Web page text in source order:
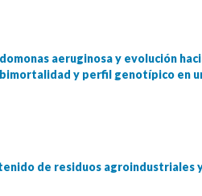
aeruginosa y evolución
y perfil genotípico en
de residuos agroindustriales